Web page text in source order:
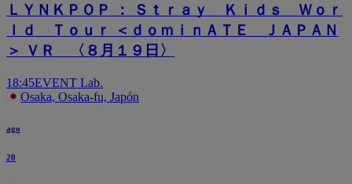
ＬＹＮＫＰＯＰ ： Ｓｔｒａｙ Ｋｉｄｓ Ｗｏｒ
ｌｄ Ｔｏｕｒ ＜ｄｏｍｉｎＡＴＥ ＪＡＰＡＮ
＞ ＶＲ 〈８月１９日〉
18:45EVENT Lab.
Osaka, Osaka-fu, Japón
ago
20